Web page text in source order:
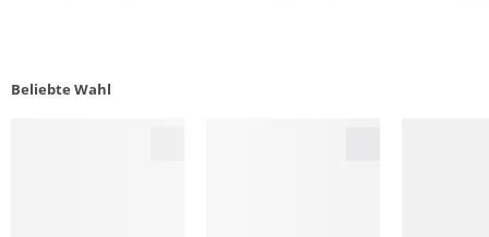
Beliebte Wahl